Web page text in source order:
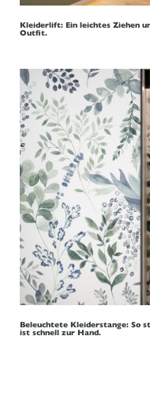
Kleiderlift: Ein leichtes Ziehen
Outfit.
Beleuchtete Kleiderstange: So
ist schnell zur Hand.